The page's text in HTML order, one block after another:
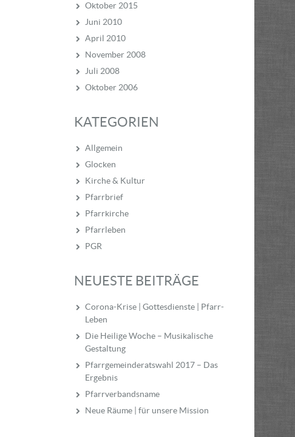
Oktober 2015
Juni 2010
April 2010
November 2008
Juli 2008
Oktober 2006
KATEGORIEN
Allgemein
Glocken
Kirche & Kultur
Pfarrbrief
Pfarrkirche
Pfarrleben
PGR
NEUESTE BEITRÄGE
Corona-Krise | Gottesdienste | Pfarr-
Leben
Die Heilige Woche – Musikalische
Gestaltung
Pfarrgemeinderatswahl 2017 – Das
Ergebnis
Pfarrverbandsname
Neue Räume | für unsere Mission